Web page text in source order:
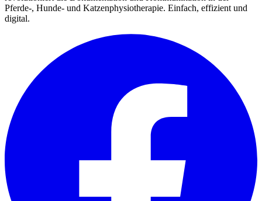
Pferde-, Hunde- und Katzenphysiotherapie. Einfach, effizient und
digital.